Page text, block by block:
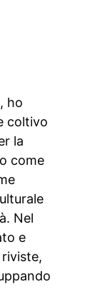
ho
coltivo
la
come
Nel
e